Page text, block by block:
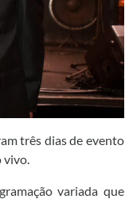
três dias de evento
vivo.
variada que